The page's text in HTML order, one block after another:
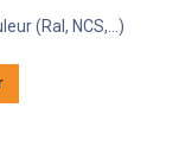
(Ral, NCS,...)